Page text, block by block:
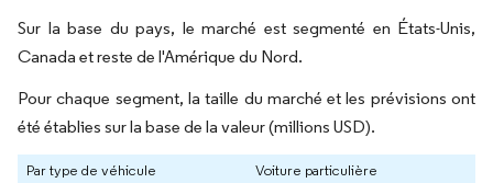
Sur la base du pays, le marché est segmenté en États-Unis,
Canada et reste de l'Amérique du Nord.
Pour chaque segment, la taille du marché et les prévisions ont
été établies sur la base de la valeur (millions USD).
Par type de véhicule
Voiture particulière